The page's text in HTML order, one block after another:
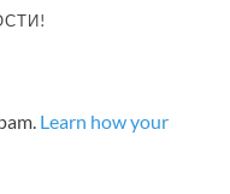
Learn how your